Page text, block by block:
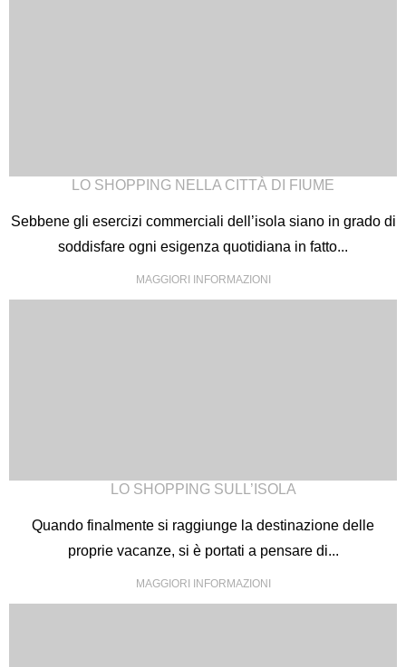
LO SHOPPING NELLA CITTÀ DI FIUME
Sebbene gli esercizi commerciali dell’isola siano in grado di
soddisfare ogni esigenza quotidiana in fatto...
MAGGIORI INFORMAZIONI
LO SHOPPING SULL’ISOLA
Quando finalmente si raggiunge la destinazione delle
proprie vacanze, si è portati a pensare di...
MAGGIORI INFORMAZIONI